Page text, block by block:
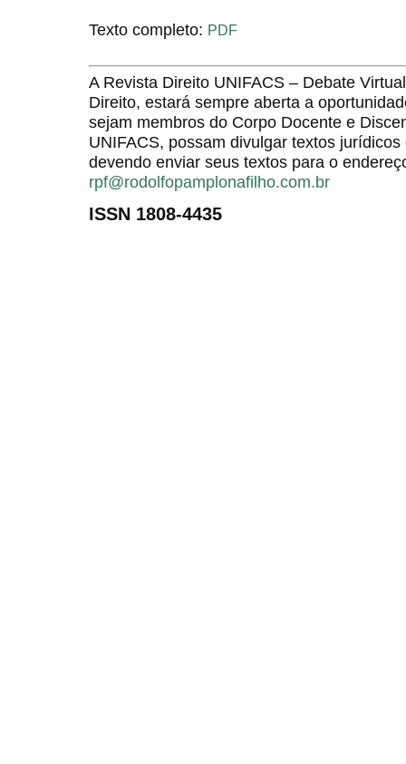
Texto completo: PDF
A Revista Direito UNIFACS – Debate
Direito, estará sempre aberta a
sejam membros do Corpo Docente e
UNIFACS, possam divulgar textos
devendo enviar seus textos para o
rpf@rodolfopamplonafilho.com.br
ISSN 1808-4435